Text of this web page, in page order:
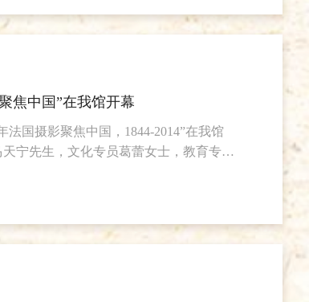
焦中国”在我馆开幕
国摄影聚焦中国，1844-2014”在我馆
宁先生，文化专员葛蕾女士，教育专员